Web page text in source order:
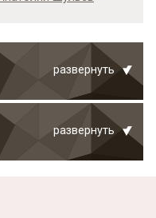
развернуть
развернуть